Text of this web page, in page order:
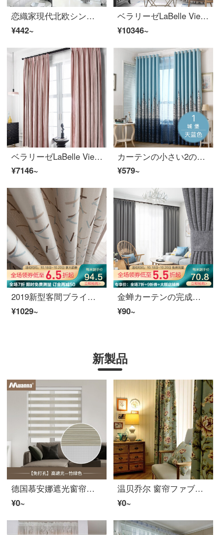
恋織家現代北欧シンプルで純粋な色の物理的な遮光カーテンの完成品は、断熱材〓を厚くして純色の綿麻カーテンを掛けます。寝室の床の窓の下にある窓のバルコニーのカーテンは窓のカーテンを揺らします。
¥442~
ベラリーゼLaBelle Vie完成品の布芸カーテンはシンプルで、菱形のジャカードカーテン全屋カスタム砂3.5 m幅*2.6 m高フック/片
¥10346~
ベラリーゼLaBelle Vie欧風シンプルピンクカーテンプリンセス風コットン仕上げのカーテンは、シンプルでシンプルな色のイチゴアイス3.5 m幅*2.6 m高フック/単片をカスタマイズできます。
¥7146~
カーテンの小さい2の遮光カーテンの布芸の寝室のベランダの平面の床にある窓は光を避けます。地中海風の熱い銀城のカーテンの完成品の特別価格の倉庫ネットの赤い日よけの城の日の青い完成品の幅は2.0 m*高さ2.7 mの穴を開けて1枚加工します。
¥579~
2019新型客間ブラインド遮光製品insドネットレッドカーテン寝室北欧シンプルフック角糖(スプライス)789-3スプライス688-2 1メートルの材料価格(無料加工)は何メートルの撮影が必要ですか？
¥1029~
金蝉カーテンの完成品は厚いビロードを加えて、現代純色の寝室のリビングルームに遮光カーテンをカスタマイズします。
¥90~
新製品
德国慕安娜遮光窗帘免打孔卷帘柔レース帘卫生间浴室办公室卧室厕所洗手间免安装防晒定制防水防油家用拉珠升降 【免打孔款】竹绿色JY-RS02-0004
¥0~
温贝乔尔 窗帘ファブリック生地高遮光美式田园风格棉リネン卧室客厅落地窗成品简约现代打孔帘 田园绿（不支持7天无理由退货） 窗帘成品\米（付款成功后5天内安排发货）
¥0~